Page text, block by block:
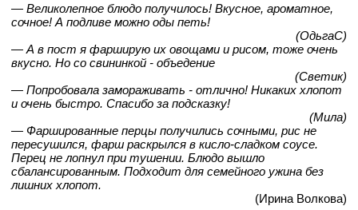
— Великолепное блюдо получилось! Вкусное, ароматное,
сочное! А подливе можно оды петь!
(ОдьгаС)
— А в пост я фарширую их овощами и рисом, тоже очень
вкусно. Но со свининкой - объедение
(Светик)
— Попробовала замораживать - отлично! Никаких хлопот
и очень быстро. Спасибо за подсказку!
(Мила)
— Фаршированные перцы получились сочными, рис не
пересушился, фарш раскрылся в кисло-сладком соусе.
Перец не лопнул при тушении. Блюдо вышло
сбалансированным. Подходит для семейного ужина без
лишних хлопот.
(Ирина Волкова)